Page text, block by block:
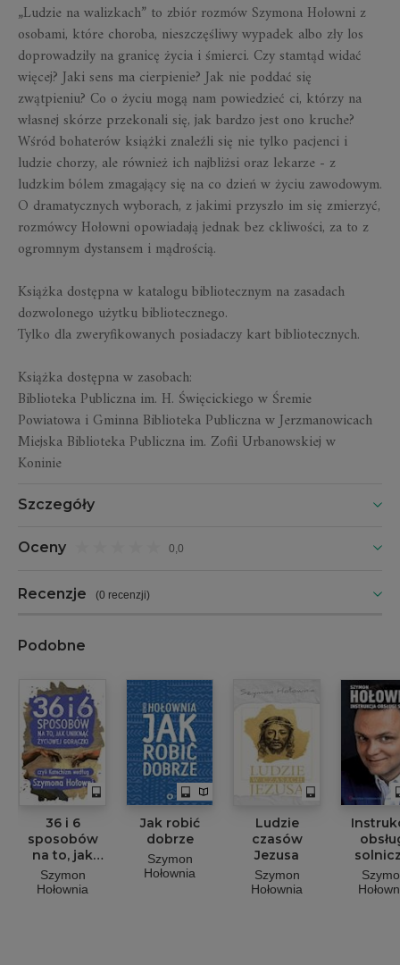
„Ludzie na walizkach” to zbiór rozmów Szymona Hołowni z
osobami, które choroba, nieszczęśliwy wypadek albo zły los
doprowadziły na granicę życia i śmierci. Czy stamtąd widać
więcej? Jaki sens ma cierpienie? Jak nie poddać się
zwątpieniu? Co o życiu mogą nam powiedzieć ci, którzy na
własnej skórze przekonali się, jak bardzo jest ono kruche?
Wśród bohaterów książki znaleźli się nie tylko pacjenci i
ludzie chorzy, ale również ich najbliżsi oraz lekarze - z
ludzkim bólem zmagający się na co dzień w życiu zawodowym.
O dramatycznych wyborach, z jakimi przyszło im się zmierzyć,
rozmówcy Hołowni opowiadają jednak bez ckliwości, za to z
ogromnym dystansem i mądrością.
Książka dostępna w katalogu bibliotecznym na zasadach
dozwolonego użytku bibliotecznego.
Tylko dla zweryfikowanych posiadaczy kart bibliotecznych.
Książka dostępna w zasobach:
Biblioteka Publiczna im. H. Święcickiego w Śremie
Powiatowa i Gminna Biblioteka Publiczna w Jerzmanowicach
Miejska Biblioteka Publiczna im. Zofii Urbanowskiej w
Koninie
Szczegóły
Oceny 0,0
Recenzje (0 recenzji)
Podobne
36 i 6
sposobów
na to, jak
uniknąć
życiowej
Szymon
Hołownia
Jak robić
dobrze
Szymon
Hołownia
Ludzie
czasów
Jezusa
Szymon
Hołownia